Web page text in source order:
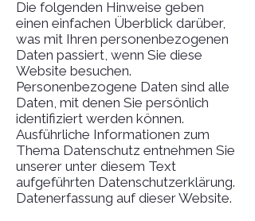
Die folgenden Hinweise geben
einen einfachen Überblick darüber,
was mit Ihren personenbezogenen
Daten passiert, wenn Sie diese
Website besuchen.
Personenbezogene Daten sind alle
Daten, mit denen Sie persönlich
identifiziert werden können.
Ausführliche Informationen zum
Thema Datenschutz entnehmen Sie
unserer unter diesem Text
aufgeführten Datenschutzerklärung.
Datenerfassung auf dieser Website.